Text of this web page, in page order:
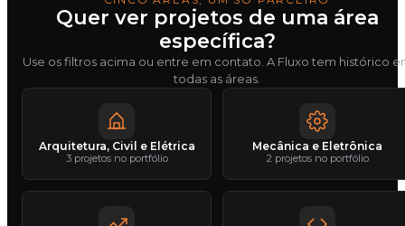
Quer ver projetos de uma área
específica?
Use os filtros acima ou entre em contato. A Fluxo tem histórico
todas as áreas.
Arquitetura, Civil e Elétrica
3 projetos no portfólio
Mecânica e Eletrônica
2 projetos no portfólio